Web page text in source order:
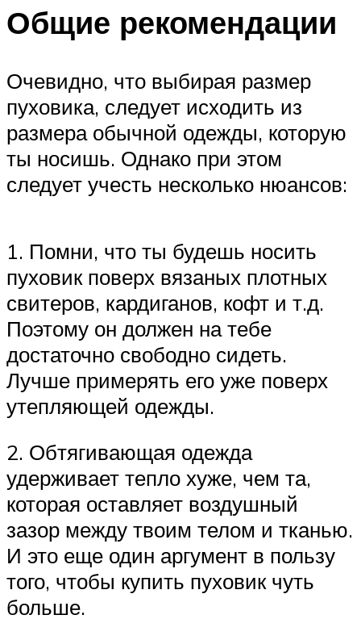
Общие рекомендации
Очевидно, что выбирая размер
пуховика, следует исходить из
размера обычной одежды, которую
ты носишь. Однако при этом
следует учесть несколько нюансов:
1. Помни, что ты будешь носить
пуховик поверх вязаных плотных
свитеров, кардиганов, кофт и т.д.
Поэтому он должен на тебе
достаточно свободно сидеть.
Лучше примерять его уже поверх
утепляющей одежды.
2. Обтягивающая одежда
удерживает тепло хуже, чем та,
которая оставляет воздушный
зазор между твоим телом и тканью.
И это еще один аргумент в пользу
того, чтобы купить пуховик чуть
больше.